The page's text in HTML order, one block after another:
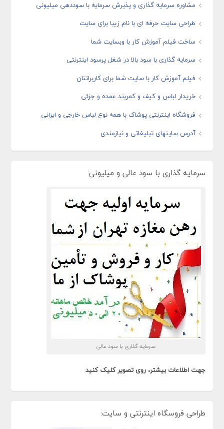
مشاوره سرمایه گذاری و پذیرش سرمایه با سوددهی میلیونی
طراحی سایت حرفه ای با نام زیبا برای سایت
ساخت فیلم آموزش کار با وبسایت شما
سرمایه گذاری با سود بالا در شغل پرسود اینترنتی
فیلم آموزش کار با سایت شما برای کاربرانتان
خریدار لباس و کیف و کمربند عمده و جزئی
فروشگاه اینترنتی پوشاک با همه نوع لباس خارجی و ایرانی
آدرس سایتهای تبلیغاتی و نیازمندی
سرمایه گذاری با سود عالی و میلیونی:
سرمایه گذاری با سود عالی
جهت اطلاعات بیشتر، روی تصویر کلیک کنید
طراحی فروسگاه اینترنتی و سایت: